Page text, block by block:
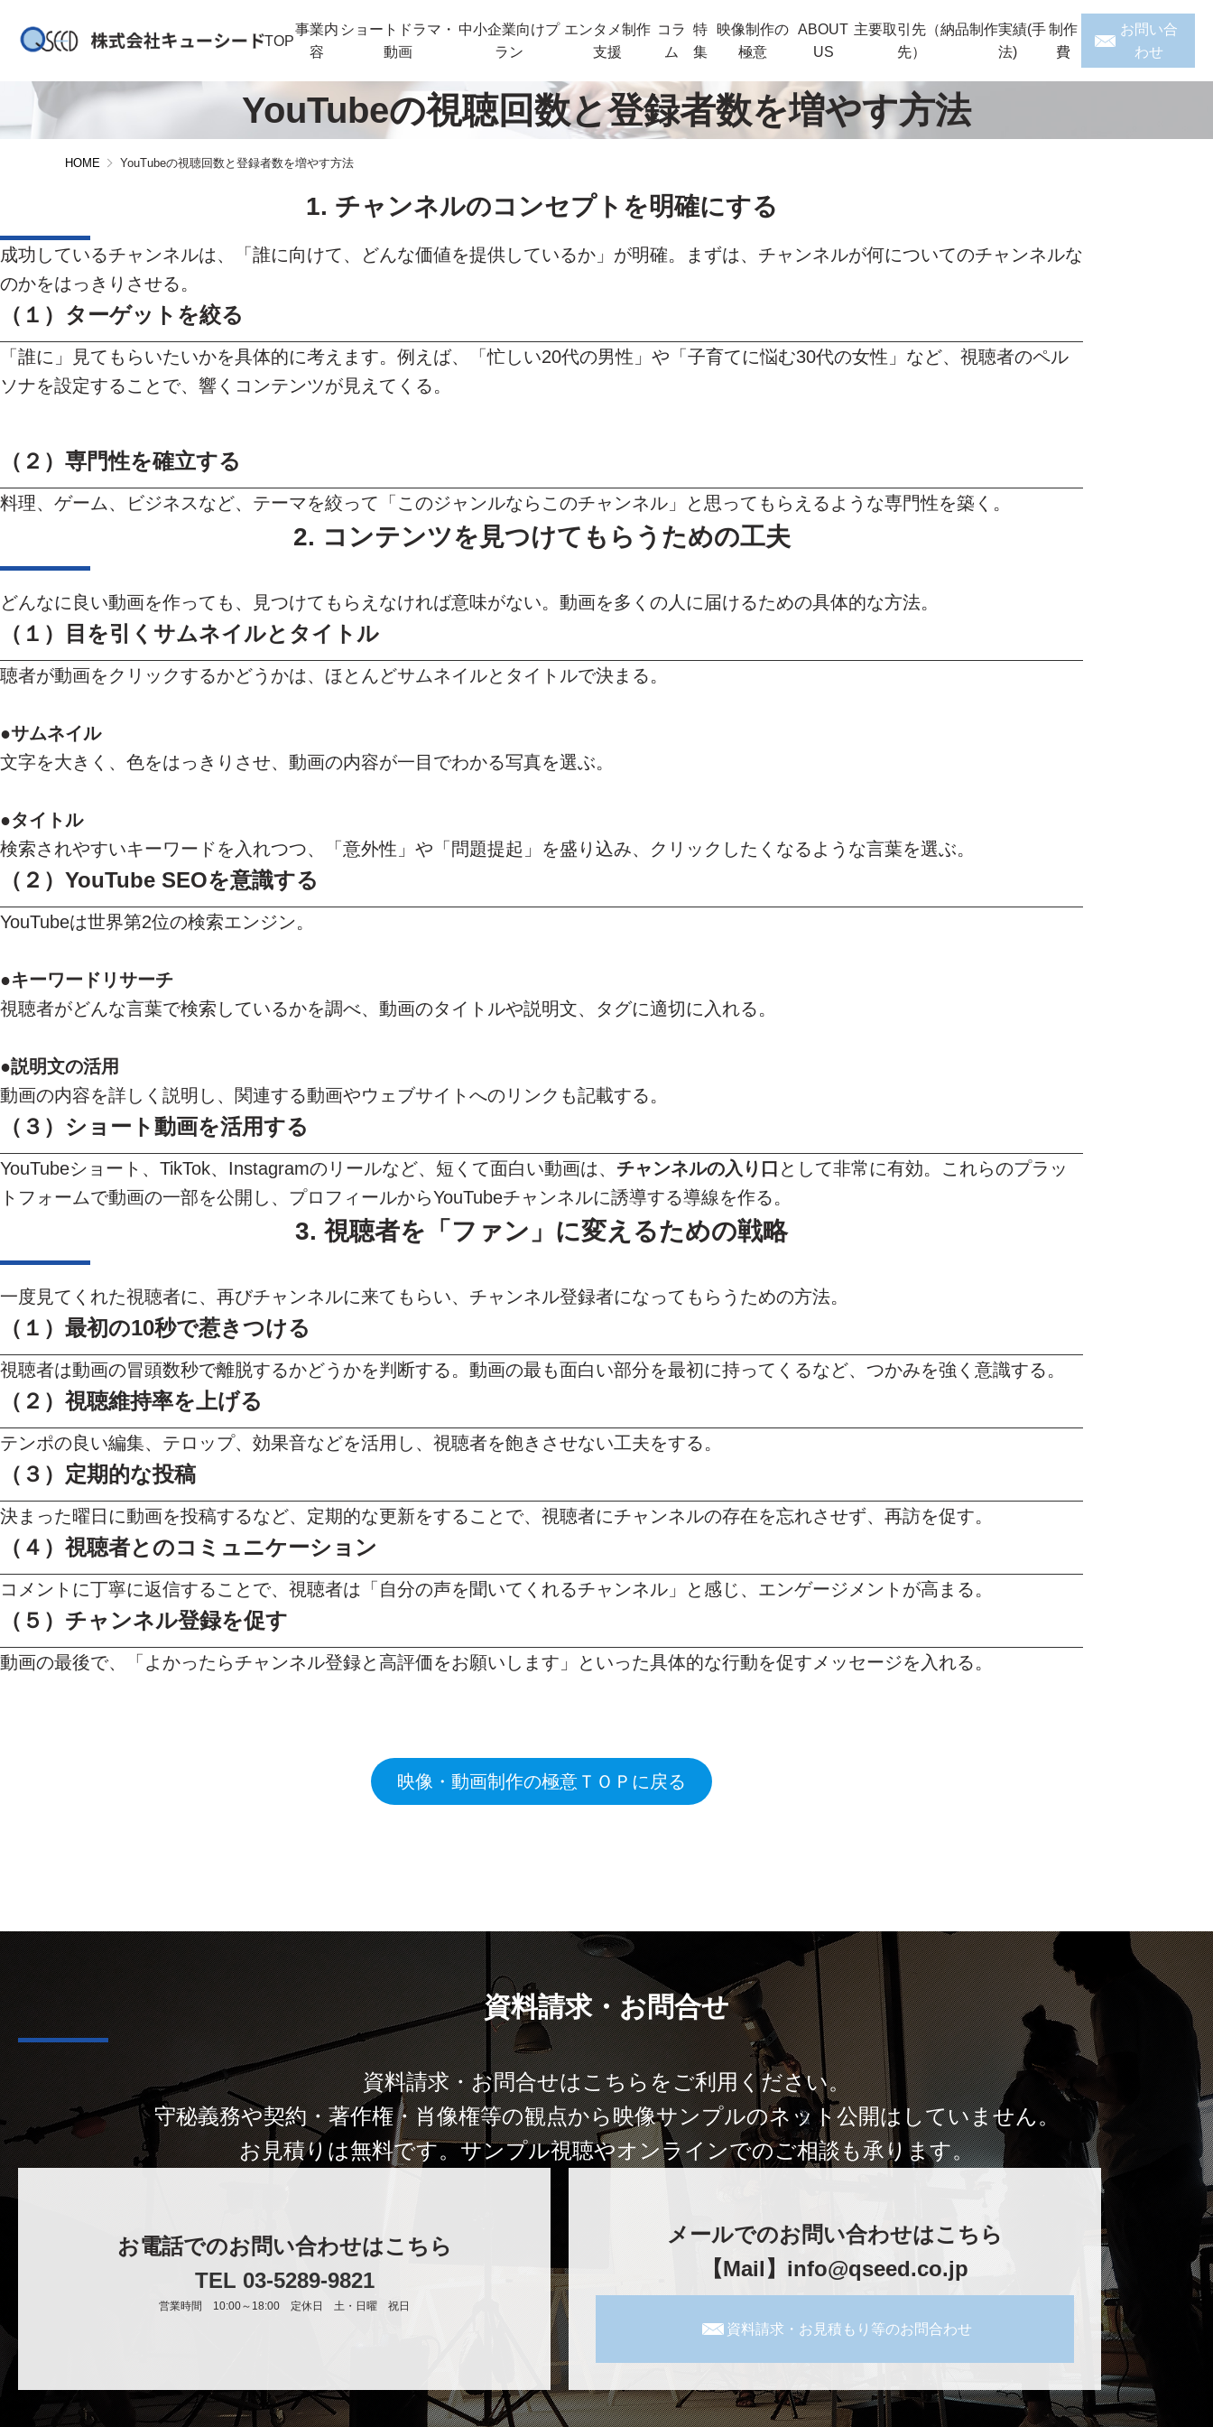
TOP
事業内
容
ショートドラマ・
動画
中小企業向けプ
ラン
エンタメ制作
支援
コラ
ム
特
集
映像制作の
極意
ABOUT
US
主要取引先（納品
先）
制作実績(手
法)
制作
費
お問い合
わせ
YouTubeの視聴回数と登録者数を増やす方法
HOME YouTubeの視聴回数と登録者数を増やす方法
1. チャンネルのコンセプトを明確にする
成功しているチャンネルは、「誰に向けて、どんな価値を提供しているか」が明確。まずは、チャンネルが何についてのチャンネルな
のかをはっきりさせる。
（１） ターゲットを絞る
「誰に」見てもらいたいかを具体的に考えます。例えば、「忙しい20代の男性」や「子育てに悩む30代の女性」など、視聴者のペル
ソナを設定することで、響くコンテンツが見えてくる。
（２） 専門性を確立する
料理、ゲーム、ビジネスなど、テーマを絞って「このジャンルならこのチャンネル」と思ってもらえるような専門性を築く。
2. コンテンツを見つけてもらうための工夫
どんなに良い動画を作っても、見つけてもらえなければ意味がない。動画を多くの人に届けるための具体的な方法。
（１） 目を引くサムネイルとタイトル
聴者が動画をクリックするかどうかは、ほとんどサムネイルとタイトルで決まる。
●サムネイル
文字を大きく、色をはっきりさせ、動画の内容が一目でわかる写真を選ぶ。
●タイトル
検索されやすいキーワードを入れつつ、「意外性」や「問題提起」を盛り込み、クリックしたくなるような言葉を選ぶ。
（２） YouTube SEOを意識する
YouTubeは世界第2位の検索エンジン。
●キーワードリサーチ
視聴者がどんな言葉で検索しているかを調べ、動画のタイトルや説明文、タグに適切に入れる。
●説明文の活用
動画の内容を詳しく説明し、関連する動画やウェブサイトへのリンクも記載する。
（３） ショート動画を活用する
YouTubeショート、TikTok、Instagramのリールなど、短くて面白い動画は、 チャンネルの入り口 として非常に有効。これらのプラッ
トフォームで動画の一部を公開し、プロフィールからYouTubeチャンネルに誘導する導線を作る。
3. 視聴者を「ファン」に変えるための戦略
一度見てくれた視聴者に、再びチャンネルに来てもらい、チャンネル登録者になってもらうための方法。
（１） 最初の10秒で惹きつける
視聴者は動画の冒頭数秒で離脱するかどうかを判断する。動画の最も面白い部分を最初に持ってくるなど、つかみを強く意識する。
（２） 視聴維持率を上げる
テンポの良い編集、テロップ、効果音などを活用し、視聴者を飽きさせない工夫をする。
（３） 定期的な投稿
決まった曜日に動画を投稿するなど、定期的な更新をすることで、視聴者にチャンネルの存在を忘れさせず、再訪を促す。
（４）視聴者とのコミュニケーション
コメントに丁寧に返信することで、視聴者は「自分の声を聞いてくれるチャンネル」と感じ、エンゲージメントが高まる。
（５） チャンネル登録を促す
動画の最後で、「よかったらチャンネル登録と高評価をお願いします」といった具体的な行動を促すメッセージを入れる。
映像・動画制作の極意ＴＯＰに戻る
資料請求・お問合せ
資料請求・お問合せはこちらをご利用ください。
守秘義務や契約・著作権・肖像権等の観点から映像サンプルのネット公開はしていません。
お見積りは無料です。サンプル視聴やオンラインでのご相談も承ります。
お電話でのお問い合わせはこちら
TEL 03-5289-9821
営業時間 10:00～18:00 定休日 土・日曜 祝日
メールでのお問い合わせはこちら
【Mail】info@qseed.co.jp
資料請求・お見積もり等のお問合わせ